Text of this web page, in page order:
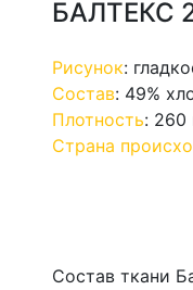
БАЛТЕКС
Рисунок:
Состав: 49%
Плотность: 260
Страна
Состав ткани